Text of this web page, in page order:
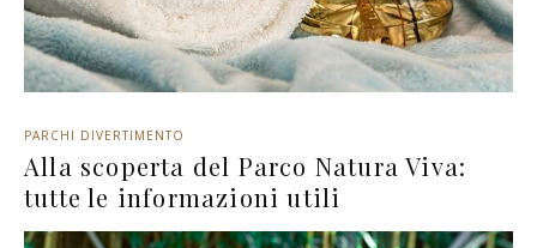
PARCHI DIVERTIMENTO
Alla scoperta del Parco Natura Viva:
tutte le informazioni utili